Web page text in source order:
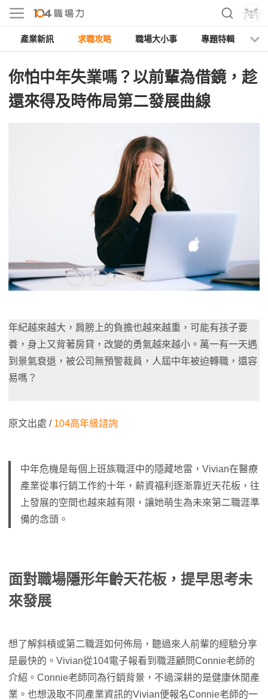
產業新訊 求職攻略 職場大小事 專題特輯
你怕中年失業嗎？以前輩為借鏡，趁
還來得及時佈局第二發展曲線
年紀越來越大，肩膀上的負擔也越來越重，可能有孩子要
養，身上又背著房貸，改變的勇氣越來越小。萬一有一天遇
到景氣衰退，被公司無預警裁員，人屆中年被迫轉職，還容
易嗎？
原文出處 / 104高年級諮詢
中年危機是每個上班族職涯中的隱藏地雷，Vivian在醫療
產業從事行銷工作約十年，薪資福利逐漸靠近天花板，往
上發展的空間也越來越有限，讓她萌生為未來第二職涯準
備的念頭。
面對職場隱形年齡天花板，提早思考未
來發展
想了解斜槓或第二職涯如何佈局，聽過來人前輩的經驗分享
是最快的。Vivian從104電子報看到職涯顧問Connie老師的
介紹。Connie老師同為行銷背景，不過深耕的是健康休閒產
業。也想汲取不同產業資訊的Vivian便報名Connie老師的一